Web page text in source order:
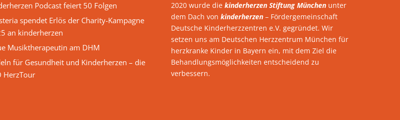
Podcast feiert 50 Folgen
spendet Erlös der Charity-Kampagne
an kinderherzen
Musiktherapeutin am DHM
für Gesundheit und Kinderherzen – die
HerzTour
2020 wurde die kinderherzen Stiftung München unter
dem Dach von kinderherzen – Fördergemeinschaft
Deutsche Kinderherzzentren e.V. gegründet. Wir
setzen uns am Deutschen Herzzentrum München für
herzkranke Kinder in Bayern ein, mit dem Ziel die
Behandlungsmöglichkeiten entscheidend zu
verbessern.